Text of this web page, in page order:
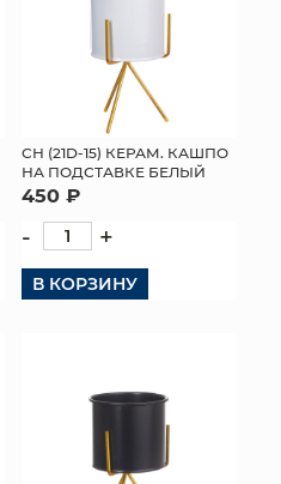
СН (21D-15) КЕРАМ. КАШПО
НА ПОДСТАВКЕ БЕЛЫЙ
450 ₽
- +
В КОРЗИНУ